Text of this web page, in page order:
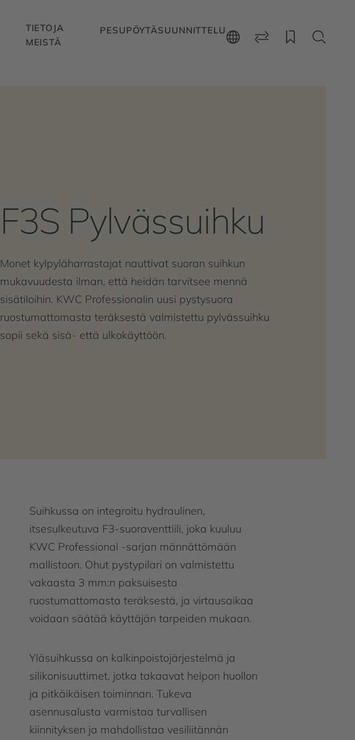
TIETOJA
MEISTÄ
PESUPÖYTÄSUUNNITTELU
F3S Pylvässuihku
Monet kylpyläharrastajat nauttivat suoran suihkun
mukavuudesta ilman, että heidän tarvitsee mennä
sisätiloihin. KWC Professionalin uusi pystysuora
ruostumattomasta teräksestä valmistettu pylvässuihku
sopii sekä sisä- että ulkokäyttöön.
Suihkussa on integroitu hydraulinen,
itsesulkeutuva F3-suoraventtiili, joka kuuluu
KWC Professional -sarjan männättömään
mallistoon. Ohut pystypilari on valmistettu
vakaasta 3 mm:n paksuisesta
ruostumattomasta teräksestä, ja virtausaikaa
voidaan säätää käyttäjän tarpeiden mukaan.
Yläsuihkussa on kalkinpoistojärjestelmä ja
silikonisuuttimet, jotka takaavat helpon huollon
ja pitkäikäisen toiminnan. Tukeva
asennusalusta varmistaa turvallisen
kiinnityksen ja mahdollistaa vesiliitännän